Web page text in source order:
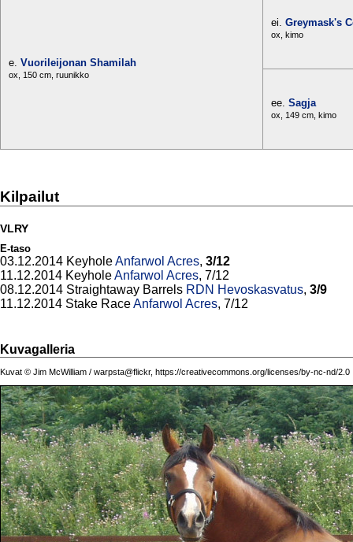
e. Vuorileijonan Shamilah
ox, 150 cm, ruunikko
ei. Greymask's
ox, kimo
ee. Sagja
ox, 149 cm, kimo
Kilpailut
VLRY
E-taso
03.12.2014 KeyholeAnfarwol Acres, 3/12
11.12.2014 KeyholeAnfarwol Acres, 7/12
08.12.2014 Straightaway Barrels RDN Hevoskasvatus, 3/9
11.12.2014 Stake RaceAnfarwol Acres, 7/12
Kuvagalleria
Kuvat © Jim McWilliam / warpsta@flickr, https://creativecommons.org/licenses/by-nc-nd/2.0